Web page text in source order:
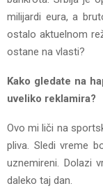
milijardi eura, a
ostalo aktuelnom
ostane na vlasti?
Kako gledate na
uveliko reklamira?
Ovo mi liči na
pliva. Sledi vreme
uznemireni. Dolazi
daleko taj dan.